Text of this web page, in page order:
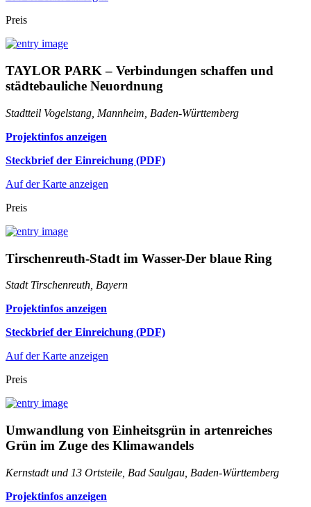
Preis
TAYLOR PARK – Verbindungen schaffen und
städtebauliche Neuordnung
Stadtteil Vogelstang, Mannheim, Baden-Württemberg
Projektinfos anzeigen
Steckbrief der Einreichung (PDF)
Auf der Karte anzeigen
Preis
Tirschenreuth-Stadt im Wasser-Der blaue Ring
Stadt Tirschenreuth, Bayern
Projektinfos anzeigen
Steckbrief der Einreichung (PDF)
Auf der Karte anzeigen
Preis
Umwandlung von Einheitsgrün in artenreiches
Grün im Zuge des Klimawandels
Kernstadt und 13 Ortsteile, Bad Saulgau, Baden-Württemberg
Projektinfos anzeigen